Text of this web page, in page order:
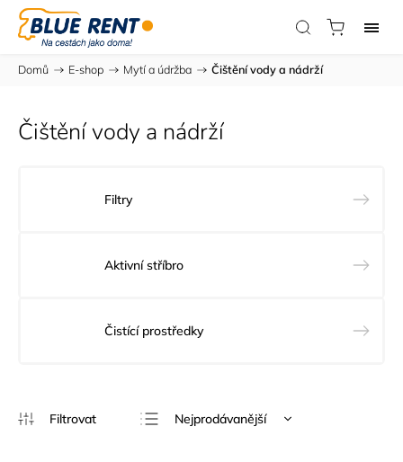
Domů / E-shop / Mytí a údržba / Čištění vody a nádrží
Čištění vody a nádrží
Filtry
Aktivní stříbro
Čistící prostředky
Nejprodávanější